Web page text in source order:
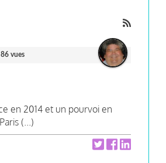
| 86 vues
en 2014 et un pourvoi en
(...)